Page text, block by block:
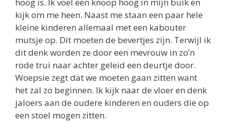
kijk om me heen. Naast me staan een paar hele
kleine kinderen allemaal met een kabouter
mutsje op. Dit moeten de bevertjes zijn. Terwijl ik
dit denk worden ze door een mevrouw in zo’n
rode trui naar achter geleid een deurtje door.
Woepsie zegt dat we moeten gaan zitten want
het zal zo beginnen. Ik kijk naar de vloer en denk
jaloers aan de oudere kinderen en ouders die op
een stoel mogen zitten.